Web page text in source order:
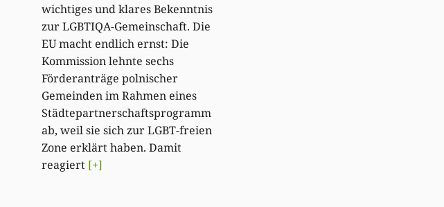
wichtiges und klares Bekenntnis
zur LGBTIQA-Gemeinschaft. Die
EU macht endlich ernst: Die
Kommission lehnte sechs
Förderanträge polnischer
Gemeinden im Rahmen eines
Städtepartnerschaftsprogramm
ab, weil sie sich zur LGBT-freien
Zone erklärt haben. Damit
reagiert [+]